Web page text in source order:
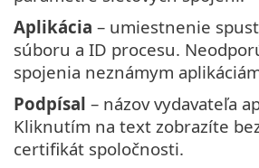
Aplikácia – umiestnenie
súboru a ID procesu.
spojenia neznámym
Podpísal – názov vydavateľa
Kliknutím na text zobrazíte
certifikát spoločnosti.